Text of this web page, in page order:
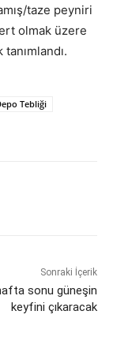
taze peyniri
olmak üzere
Tebliği
Sonraki İçerik
sonu güneşin
keyfini çıkaracak